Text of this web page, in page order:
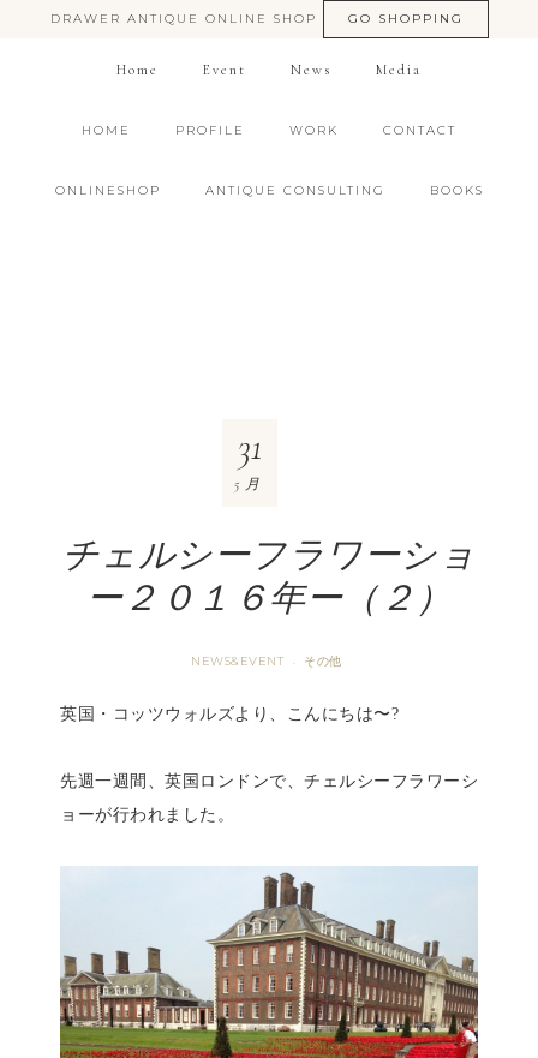
DRAWER ANTIQUE ONLINE SHOP GO SHOPPING
Home Event News Media
HOME PROFILE WORK CONTACT
ONLINESHOP ANTIQUE CONSULTING BOOKS
チェルシーフラワーショ
ー２０１６年ー（２）
NEWS&EVENT · その他
31
5月
英国・コッツウォルズより、こんにちは〜?
先週一週間、英国ロンドンで、チェルシーフラワーシ
ョーが行われました。